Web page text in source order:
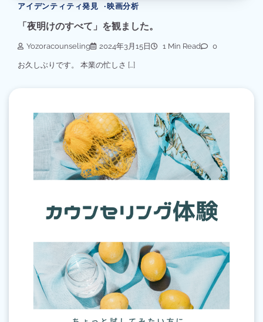
アイデンティティ発見 映画分析
「夜明けのすべて」を観ました。
Yozoracounseling 2024年3月15日 1 Min Read 0
お久しぶりです。 本業の忙しさ […]